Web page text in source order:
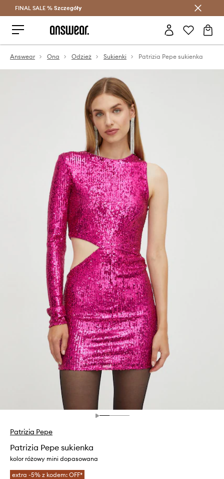
Oszczędzaj z Answear Club >
FINAL SALE % Szczegóły
Answear Ona Odzież Sukienki Patrizia Pepe sukienka
Patrizia Pepe
Patrizia Pepe sukienka
kolor różowy mini dopasowana
extra -5% z kodem: OFF*